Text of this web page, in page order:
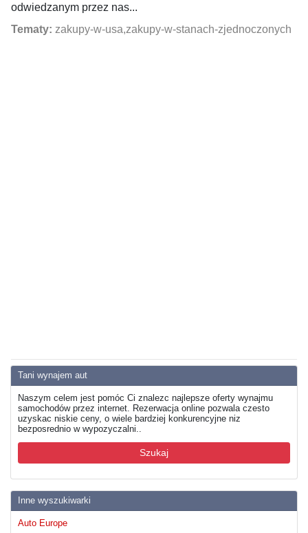
Tani wynajem aut
Naszym celem jest pomóc Ci znalezc najlepsze oferty wynajmu
samochodów przez internet. Rezerwacja online pozwala czesto
uzyskac niskie ceny, o wiele bardziej konkurencyjne niz
bezposrednio w wypozyczalni..
Szukaj
Inne wyszukiwarki
Auto Europe
odwiedzanym przez nas...
Tematy: zakupy-w-usa,zakupy-w-stanach-zjednoczonych